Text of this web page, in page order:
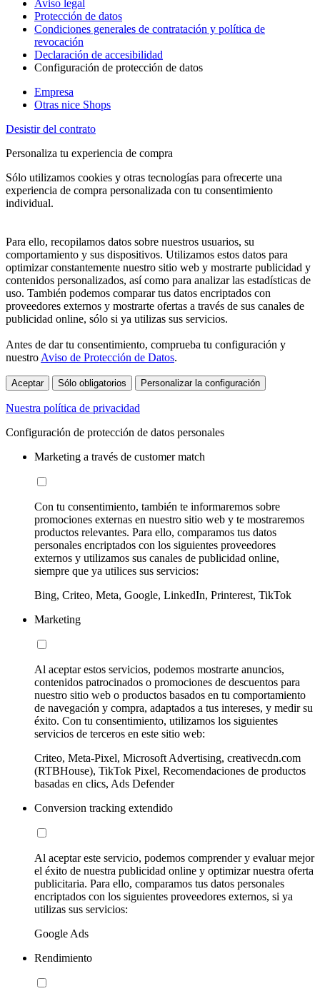
Aviso legal
Protección de datos
Condiciones generales de contratación y política de
revocación
Declaración de accesibilidad
Configuración de protección de datos
Empresa
Otras nice Shops
Desistir del contrato
Personaliza tu experiencia de compra
Sólo utilizamos cookies y otras tecnologías para ofrecerte una
experiencia de compra personalizada con tu consentimiento
individual.
Para ello, recopilamos datos sobre nuestros usuarios, su
comportamiento y sus dispositivos. Utilizamos estos datos para
optimizar constantemente nuestro sitio web y mostrarte publicidad y
contenidos personalizados, así como para analizar las estadísticas de
uso. También podemos comparar tus datos encriptados con
proveedores externos y mostrarte ofertas a través de sus canales de
publicidad online, sólo si ya utilizas sus servicios.
Antes de dar tu consentimiento, comprueba tu configuración y
nuestro Aviso de Protección de Datos.
Aceptar Sólo obligatorios Personalizar la configuración
Nuestra política de privacidad
Configuración de protección de datos personales
Marketing a través de customer match
Con tu consentimiento, también te informaremos sobre
promociones externas en nuestro sitio web y te mostraremos
productos relevantes. Para ello, comparamos tus datos
personales encriptados con los siguientes proveedores
externos y utilizamos sus canales de publicidad online,
siempre que ya utilices sus servicios:
Bing, Criteo, Meta, Google, LinkedIn, Printerest, TikTok
Marketing
Al aceptar estos servicios, podemos mostrarte anuncios,
contenidos patrocinados o promociones de descuentos para
nuestro sitio web o productos basados en tu comportamiento
de navegación y compra, adaptados a tus intereses, y medir su
éxito. Con tu consentimiento, utilizamos los siguientes
servicios de terceros en este sitio web:
Criteo, Meta-Pixel, Microsoft Advertising, creativecdn.com
(RTBHouse), TikTok Pixel, Recomendaciones de productos
basadas en clics, Ads Defender
Conversion tracking extendido
Al aceptar este servicio, podemos comprender y evaluar mejor
el éxito de nuestra publicidad online y optimizar nuestra oferta
publicitaria. Para ello, comparamos tus datos personales
encriptados con los siguientes proveedores externos, si ya
utilizas sus servicios:
Google Ads
Rendimiento